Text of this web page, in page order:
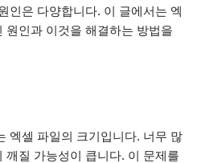
인은 다양합니다. 이 글에서는 엑
원인과 이것을 해결하는 방법을
엑셀 파일의 크기입니다. 너무 많
깨질 가능성이 큽니다. 이 문제를